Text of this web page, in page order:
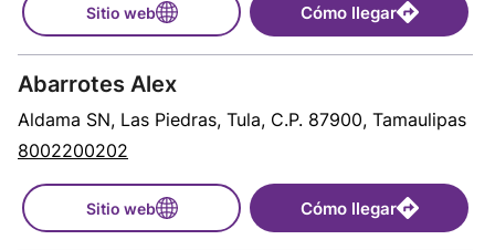
Sitio web Cómo llegar
Abarrotes Alex
Aldama SN, Las Piedras, Tula, C.P. 87900, Tamaulipas
8002200202
Sitio web Cómo llegar